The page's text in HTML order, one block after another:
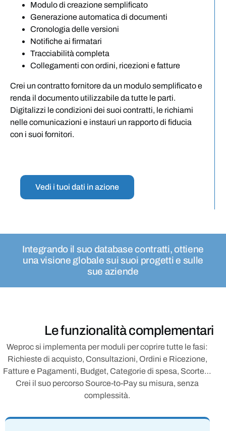
Modulo di creazione semplificato
Generazione automatica di documenti
Cronologia delle versioni
Notifiche ai firmatari
Tracciabilità completa
Collegamenti con ordini, ricezioni e fatture
Crei un contratto fornitore da un modulo semplificato e
renda il documento utilizzabile da tutte le parti.
Digitalizzi le condizioni dei suoi contratti, le richiami
nelle comunicazioni e instauri un rapporto di fiducia
con i suoi fornitori.
Vedi i tuoi dati in azione
Integrando il suo database contratti, ottiene
una visione globale sui suoi progetti e sulle
sue aziende
Le funzionalità complementari
Weproc si implementa per moduli per coprire tutte le fasi:
Richieste di acquisto, Consultazioni, Ordini e Ricezione,
Fatture e Pagamenti, Budget, Categorie di spesa, Scorte…
Crei il suo percorso Source-to-Pay su misura, senza
complessità.